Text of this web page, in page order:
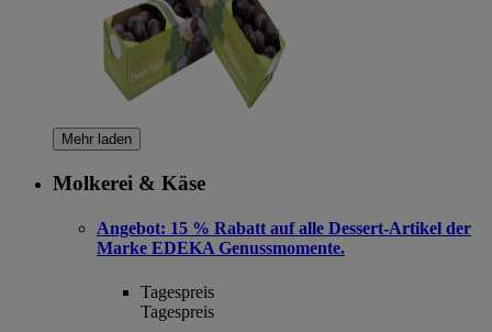
Mehr laden
Molkerei & Käse
Angebot: 15 % Rabatt auf alle Dessert-Artikel der
Marke EDEKA Genussmomente.
Tagespreis
Tagespreis